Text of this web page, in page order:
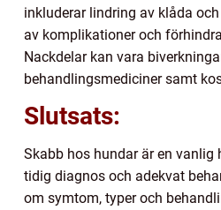
inkluderar lindring av klåda
av komplikationer och
Nackdelar kan vara
behandlingsmediciner samt
Slutsats:
Skabb hos hundar är en vanlig
tidig diagnos och adekvat
om symtom, typer och